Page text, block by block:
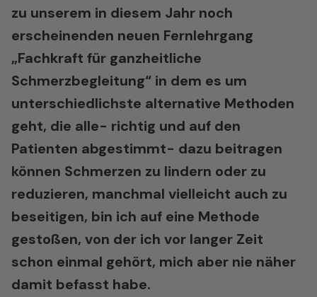
zu unserem in diesem Jahr noch
erscheinenden neuen Fernlehrgang
„Fachkraft für ganzheitliche
Schmerzbegleitung“ in dem es um
unterschiedlichste alternative Methoden
geht, die alle- richtig und auf den
Patienten abgestimmt- dazu beitragen
können Schmerzen zu lindern oder zu
reduzieren, manchmal vielleicht auch zu
beseitigen, bin ich auf eine Methode
gestoßen, von der ich vor langer Zeit
schon einmal gehört, mich aber nie näher
damit befasst habe.